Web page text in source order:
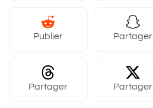
Publier Partager
Partager Partager